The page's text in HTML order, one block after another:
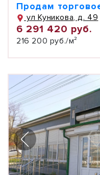
Продам
ул Куникова, д. 49
6 291 420 руб.
216 200 руб./м²